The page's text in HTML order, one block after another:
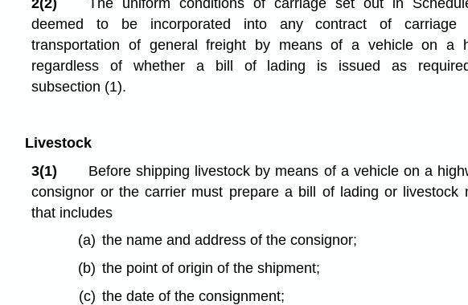
deemed to be incorporated into any contract of
transportation of general freight by means of a vehicle on a
regardless of whether a bill of lading is issued as
subsection (1).
Livestock
3(1)
Before shipping livestock by means of a vehicle on a
consignor or the carrier must prepare a bill of lading or livestock
that includes
(a) the name and address of the consignor;
(b) the point of origin of the shipment;
(c) the date of the consignment;